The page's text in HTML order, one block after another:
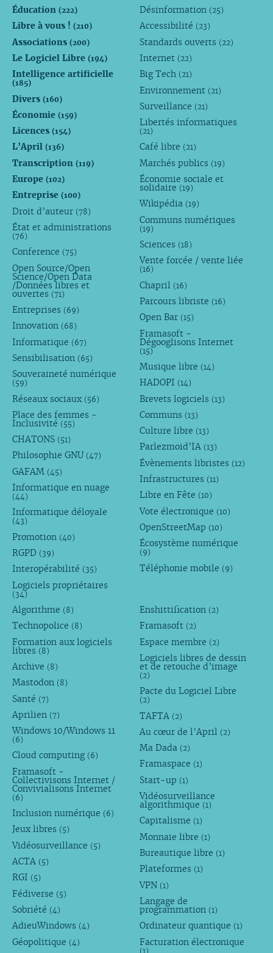
Éducation (222)
Libre à vous ! (210)
Associations (200)
Le Logiciel Libre (194)
Intelligence artificielle
(185)
Divers (160)
Économie (159)
Licences (154)
L’April (136)
Transcription (119)
Europe (102)
Entreprise (100)
Droit d’auteur (78)
État et administrations
(76)
Conference (75)
Open Source/Open
Science/Open Data
/Données libres et
ouvertes (71)
Entreprises (69)
Innovation (68)
Informatique (67)
Sensibilisation (65)
Souveraineté numérique
(59)
Réseaux sociaux (56)
Place des femmes -
Inclusivité (55)
CHATONS (51)
Philosophie GNU (47)
GAFAM (45)
Informatique en nuage
(44)
Informatique déloyale
(43)
Promotion (40)
RGPD (39)
Interopérabilité (35)
Logiciels propriétaires
(34)
Désinformation (25)
Accessibilité (23)
Standards ouverts (22)
Internet (22)
Big Tech (21)
Environnement (21)
Surveillance (21)
Libertés informatiques
(21)
Café libre (21)
Marchés publics (19)
Économie sociale et
solidaire (19)
Wikipédia (19)
Communs numériques
(19)
Sciences (18)
Vente forcée / vente liée
(16)
Chapril (16)
Parcours libriste (16)
Open Bar (15)
Framasoft -
Dégooglisons Internet
(15)
Musique libre (14)
HADOPI (14)
Brevets logiciels (13)
Communs (13)
Culture libre (13)
Parlezmoid’IA (13)
Évènements libristes (12)
Infrastructures (11)
Libre en Fête (10)
Vote électronique (10)
OpenStreetMap (10)
Écosystème numérique
(9)
Téléphonie mobile (9)
Algorithme (8)
Technopolice (8)
Formation aux logiciels
libres (8)
Archive (8)
Mastodon (8)
Santé (7)
Aprilien (7)
Windows 10/Windows 11
(6)
Cloud computing (6)
Framasoft -
Collectivisons Internet /
Convivialisons Internet
(6)
Inclusion numérique (6)
Jeux libres (5)
Vidéosurveillance (5)
ACTA (5)
RGI (5)
Fédiverse (5)
Sobriété (4)
AdieuWindows (4)
Géopolitique (4)
Enshittification (2)
Framasoft (2)
Espace membre (2)
Logiciels libres de dessin
et de retouche d’image
(2)
Pacte du Logiciel Libre
(2)
TAFTA (2)
Au cœur de l’April (2)
Ma Dada (2)
Framaspace (1)
Start-up (1)
Vidéosurveillance
algorithmique (1)
Capitalisme (1)
Monnaie libre (1)
Bureautique libre (1)
Plateformes (1)
VPN (1)
Langage de
programmation (1)
Ordinateur quantique (1)
Facturation électronique
(1)